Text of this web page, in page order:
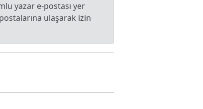
yazar e-postası yer
ulaşarak izin